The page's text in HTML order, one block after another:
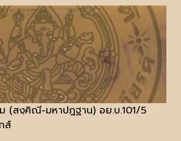
(สงฺคิณี-มหาปฎฐาน) อย.บ.101/5
ส์